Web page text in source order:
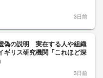
3日前
偽の説明 実在する人や組織
リス研究機関「これほど深
3日前